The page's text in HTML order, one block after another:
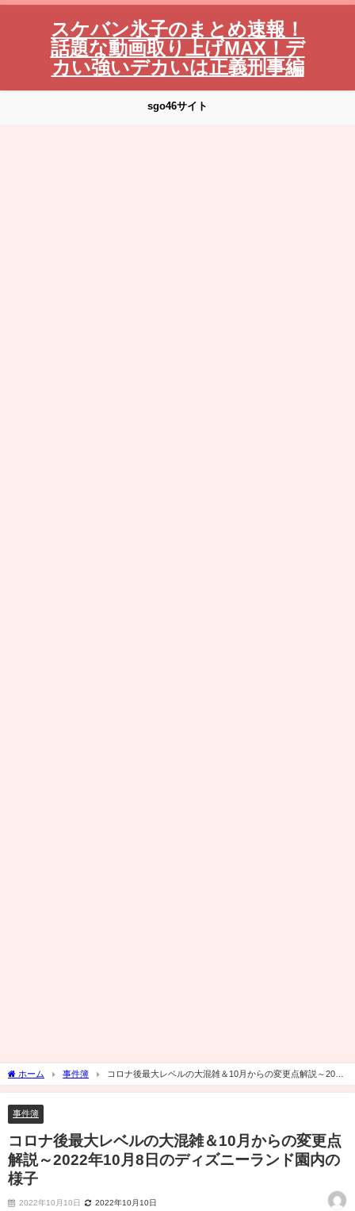
スケバン氷子のまとめ速報！
話題な動画取り上げMAX！デ
カい強いデカいは正義刑事編
sgo46サイト
ホーム 事件簿
コロナ後最大レベルの大混雑＆10月からの変更点解説～2022
年10月8日のディズニーランド園内の様子
事件簿
コロナ後最大レベルの大混雑＆10月からの変更点
解説～2022年10月8日のディズニーランド園内の
様子
2022年10月10日 2022年10月10日